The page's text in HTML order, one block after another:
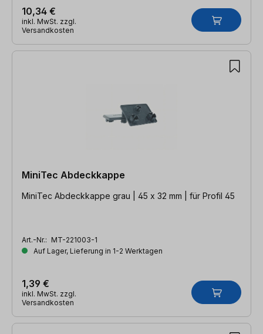
10,34 €
inkl. MwSt. zzgl.
Versandkosten
MiniTec Abdeckkappe
MiniTec Abdeckkappe grau | 45 x 32 mm | für Profil 45
Art.-Nr.: MT-221003-1
Auf Lager, Lieferung in 1-2 Werktagen
1,39 €
inkl. MwSt. zzgl.
Versandkosten